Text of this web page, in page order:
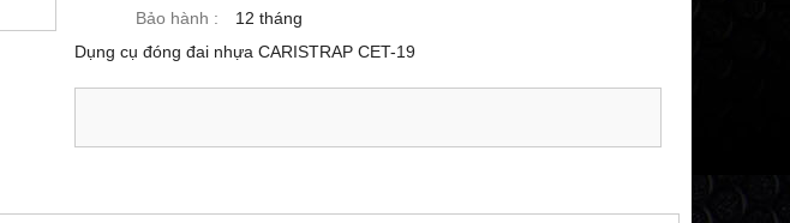
Bảo hành :
12 tháng
Dụng cụ đóng đai nhựa CARISTRAP CET-19